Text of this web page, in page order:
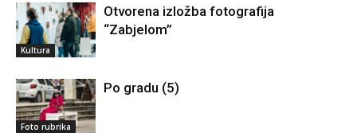
Kultura
Otvorena izložba fotografija
“Zabjelom”
Foto rubrika
Po gradu (5)